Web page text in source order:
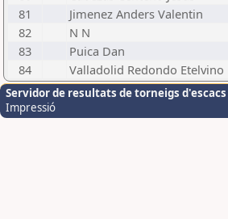
81
Jimenez Anders Valentin
82
N N
83
Puica Dan
84
Valladolid Redondo Etelvino
Servidor de resultats de torneigs d'escacs
Impressió